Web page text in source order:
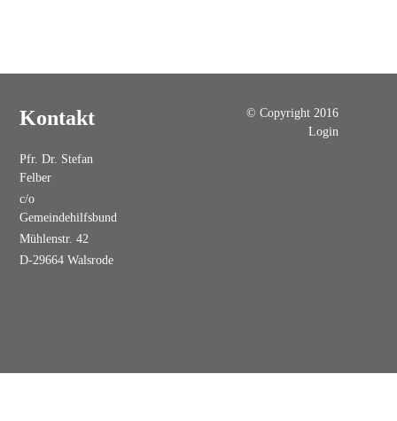
Kontakt
Pfr. Dr. Stefan
Felber
c/o
Gemeindehilfsbund
Mühlenstr. 42
D-29664 Walsrode
© Copyright 2016
Login